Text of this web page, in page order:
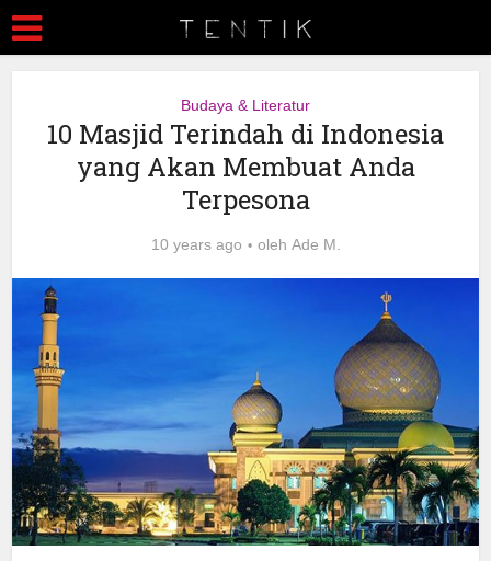
Budaya & Literatur
10 Masjid Terindah di Indonesia
yang Akan Membuat Anda
Terpesona
10 years ago oleh Ade M.